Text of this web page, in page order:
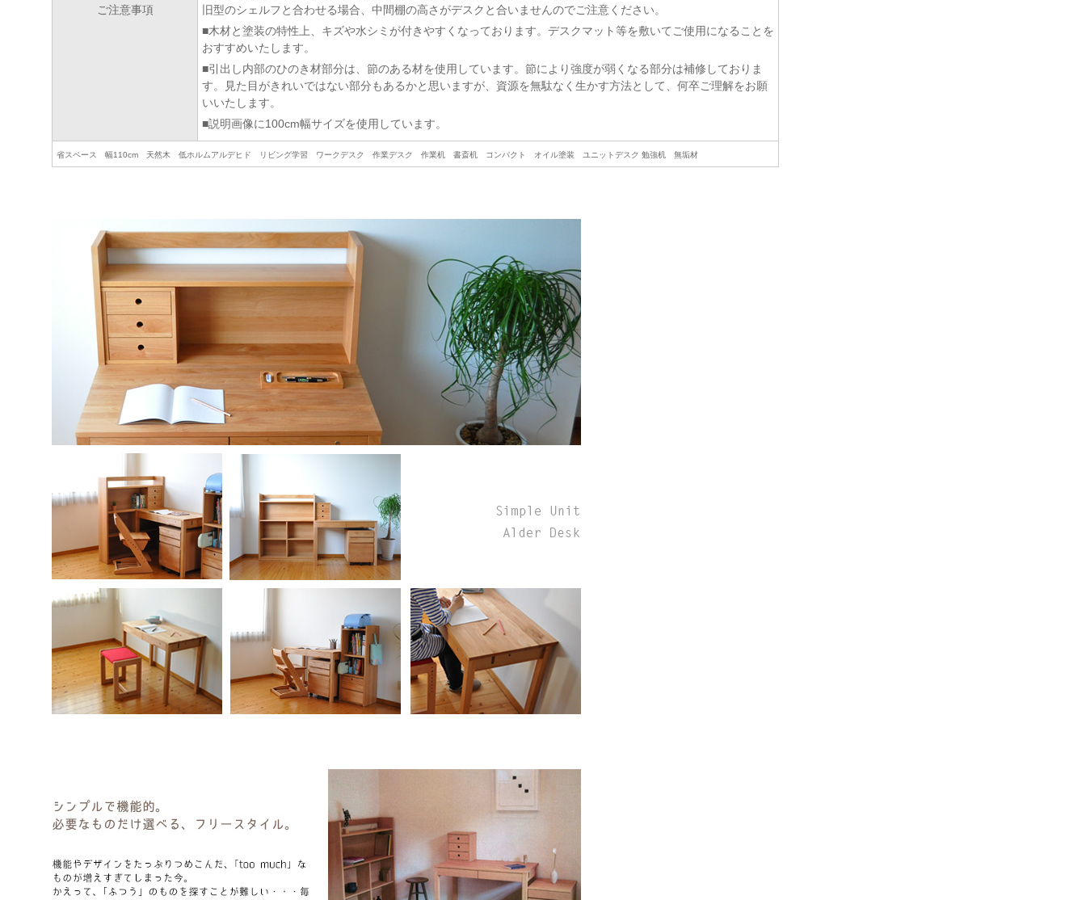
ご注意事項
旧型のシェルフと合わせる場合、中間棚の高さがデスクと合いませんのでご注意ください。
■木材と塗装の特性上、キズや水シミが付きやすくなっております。デスクマット等を敷いてご使用になることを
おすすめいたします。
■引出し内部のひのき材部分は、節のある材を使用しています。節により強度が弱くなる部分は補修しておりま
す。見た目がきれいではない部分もあるかと思いますが、資源を無駄なく生かす方法として、何卒ご理解をお願
いいたします。
■説明画像に100cm幅サイズを使用しています。
省スペース 幅110cm 天然木 低ホルムアルデヒド リビング学習 ワークデスク 作業デスク 作業机 書斎机 コンパクト オイル塗装 ユニットデスク 勉強机 無垢材